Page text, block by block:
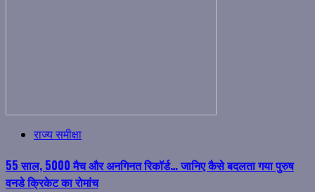
राज्य समीक्षा
55 साल, 5000 मैच और अनगिनत रिकॉर्ड… जानिए कैसे बदलता गया पुरुष
वनडे क्रिकेट का रोमांच